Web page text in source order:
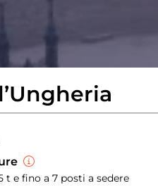
t e fino a 7 posti a sedere